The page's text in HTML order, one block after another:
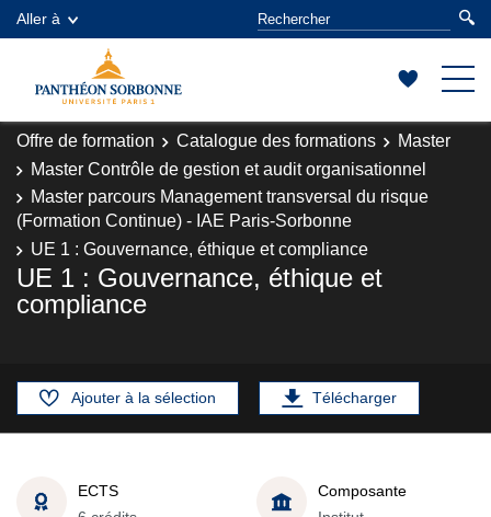
Aller à
Offre de formation Catalogue des formations
Master
Master Contrôle de gestion et audit organisationnel
Master parcours Management transversal du risque
(Formation Continue) - IAE Paris-Sorbonne
UE 1 : Gouvernance, éthique et compliance
UE 1 : Gouvernance, éthique et
compliance
Ajouter à la sélection Télécharger
ECTS
Composante